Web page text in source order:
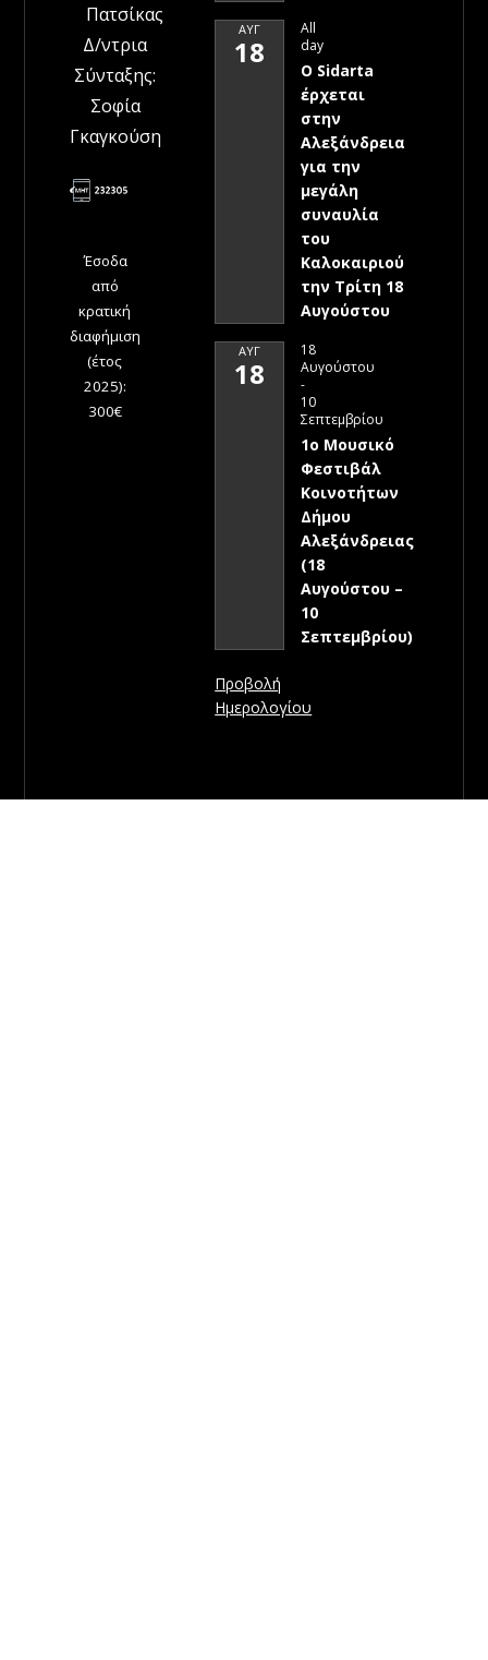
Πατσίκας
Δ/ντρια
Σύνταξης:
Σοφία
Γκαγκούση
Έσοδα
από
κρατική
διαφήμιση
(έτος
2025):
300€
ΑΥΓ
18
All
day
Ο Sidarta
έρχεται
στην
Αλεξάνδρεια
για την
μεγάλη
συναυλία
του
Καλοκαιριού
την Τρίτη 18
Αυγούστου
ΑΥΓ
18
18
Αυγούστου
-
10
Σεπτεμβρίου
1ο Μουσικό
Φεστιβάλ
Κοινοτήτων
Δήμου
Αλεξάνδρειας
(18
Αυγούστου –
10
Σεπτεμβρίου)